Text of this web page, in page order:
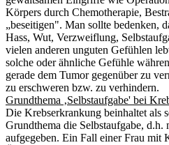
Körpers durch Chemotherapie,
„beseitigen". Man sollte bedenken,
Hass, Wut, Verzweiflung,
vielen anderen unguten Gefühlen
solche oder ähnliche Gefühle
gerade dem Tumor gegenüber zu
zu erschweren bzw. zu verhindern.
Grundthema ‚Selbstaufgabe' bei
Die Krebserkrankung beinhaltet als
Grundthema die Selbstaufgabe, d.h.
aufgegeben. Ein Fall einer Frau mit